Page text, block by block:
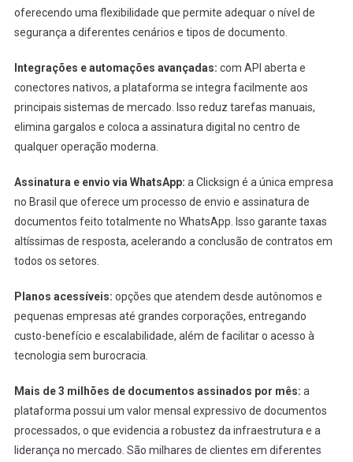
oferecendo uma flexibilidade que permite adequar o nível de
segurança a diferentes cenários e tipos de documento.
Integrações e automações avançadas: com API aberta e
conectores nativos, a plataforma se integra facilmente aos
principais sistemas de mercado. Isso reduz tarefas manuais,
elimina gargalos e coloca a assinatura digital no centro de
qualquer operação moderna.
Assinatura e envio via WhatsApp: a Clicksign é a única empresa
no Brasil que oferece um processo de envio e assinatura de
documentos feito totalmente no WhatsApp. Isso garante taxas
altíssimas de resposta, acelerando a conclusão de contratos em
todos os setores.
Planos acessíveis: opções que atendem desde autônomos e
pequenas empresas até grandes corporações, entregando
custo-benefício e escalabilidade, além de facilitar o acesso à
tecnologia sem burocracia.
Mais de 3 milhões de documentos assinados por mês: a
plataforma possui um valor mensal expressivo de documentos
processados, o que evidencia a robustez da infraestrutura e a
liderança no mercado. São milhares de clientes em diferentes